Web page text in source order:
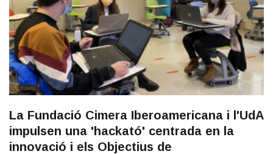
La Fundació Cimera Iberoamericana i l'UdA
impulsen una 'hackató' centrada en la
innovació i els Objectius de